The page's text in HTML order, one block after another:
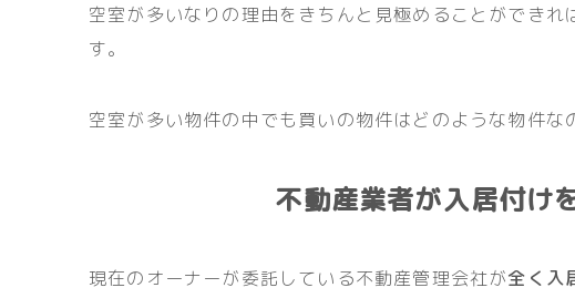
空室が多いなりの理由をきちんと見極めることができ
す。
空室が多い物件の中でも買いの物件はどのような物件な
不動産業者が入居付け
現在のオーナーが委託している不動産管理会社が全く入